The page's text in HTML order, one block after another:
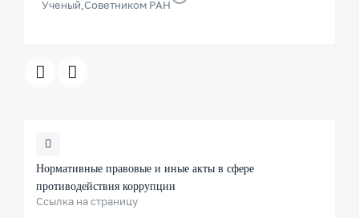
Ученый Советником РАН
Нормативные правовые и иные акты в сфере
противодействия коррупции
Ссылка на страницу